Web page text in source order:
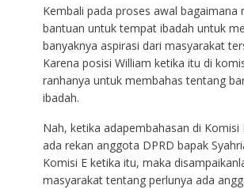
Kembali pada proses awal bagaimana
bantuan untuk tempat ibadah untuk
banyaknya aspirasi dari masyarakat
Karena posisi William ketika itu di
ranhanya untuk membahas tentang
ibadah.
Nah, ketika adapembahasan di Komisi
ada rekan anggota DPRD bapak
Komisi E ketika itu, maka
masyarakat tentang perlunya ada